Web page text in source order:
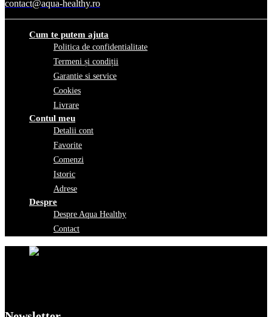
contact@aqua-healthy.ro
Cum te putem ajuta
Politica de confidentialitate
Termeni și condiții
Garantie si service
Cookies
Livrare
Contul meu
Detalii cont
Favorite
Comenzi
Istoric
Adrese
Despre
Despre Aqua Healthy
Contact